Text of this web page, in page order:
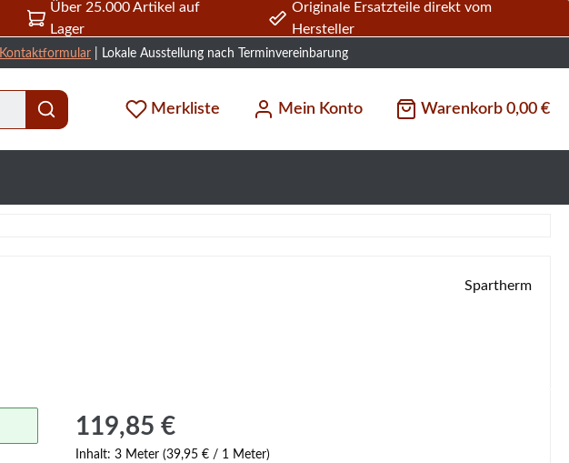
Über 25.000 Artikel auf
Lager
Originale Ersatzteile direkt vom
Hersteller
Kontaktformular | Lokale Ausstellung nach Terminvereinbarung
Merkliste Mein Konto Warenkorb 0,00 €
Spartherm
Regulärer Preis:
119,85 €
Inhalt: 3 Meter (39,95 € / 1 Meter)